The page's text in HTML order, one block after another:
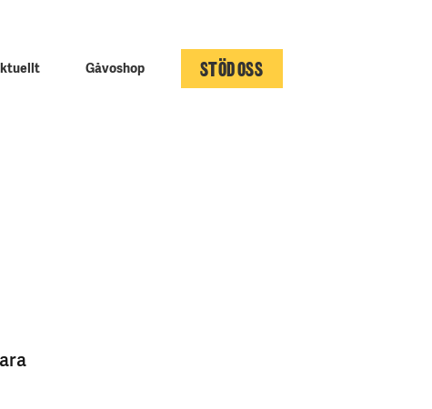
Gåvoshop STÖD OSS